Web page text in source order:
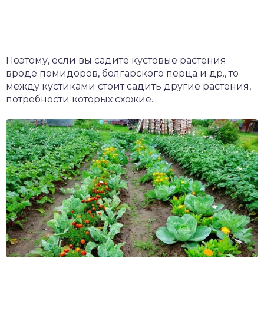
Поэтому, если вы садите кустовые растения
вроде помидоров, болгарского перца и др., то
между кустиками стоит садить другие растения,
потребности которых схожие.